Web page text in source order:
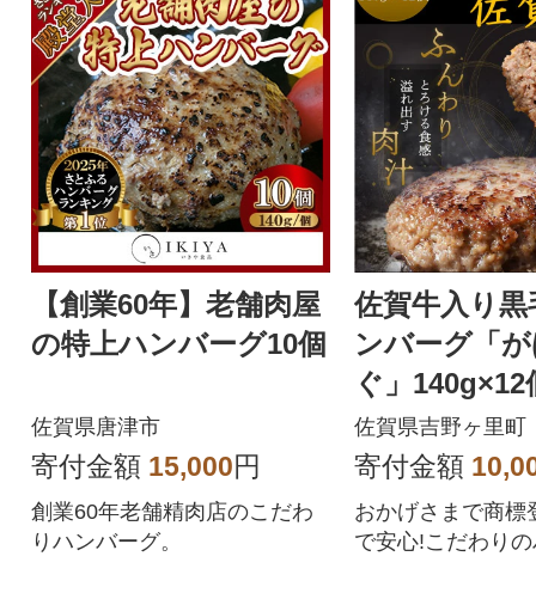
【創業60年】老舗肉屋
の特上ハンバーグ10個
佐賀県唐津市
寄付金額 15,000円
創業60年老舗精肉店のこだわ
りハンバーグ。
佐賀牛入り黒
ンバーグ「
ぐ」140g×12
佐賀県吉野ヶ里町
寄付金額
おかげさまで商標
で安心!こだわり